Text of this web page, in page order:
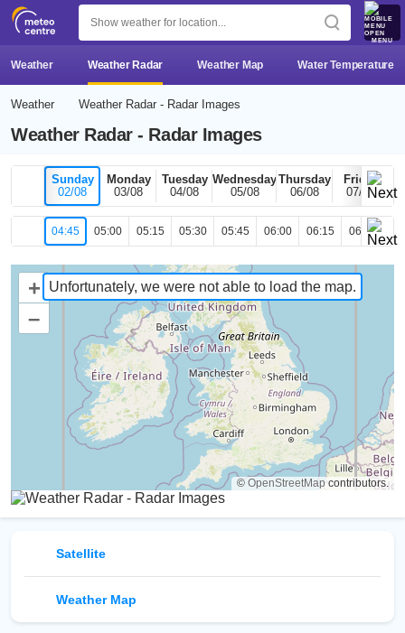
MENU
Weather Weather Radar Weather Map Water Temperature
Weather Weather Radar - Radar Images
Weather Radar - Radar Images
Sunday
02/08
Monday
03/08
Tuesday
04/08
Wednesday
05/08
Thursday
06/08
Friday
07/08
04:45 05:00 05:15 05:30 05:45 06:00 06:15 06:30
Unfortunately, we were not able to load the map.
+
–
© OpenStreetMap contributors.
Satellite
Weather Map